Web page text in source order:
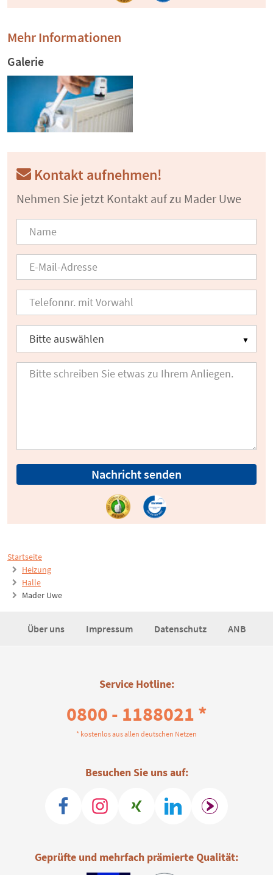
Startseite
Heizung
Halle
Mader Uwe
Mehr Informationen
Galerie
Kontakt aufnehmen!
Nehmen Sie jetzt Kontakt auf zu Mader Uwe
Nachricht senden
Über uns Impressum Datenschutz ANB
Service Hotline:
0800 - 1188021 *
* kostenlos aus allen deutschen Netzen
Besuchen Sie uns auf:
Geprüfte und mehrfach prämierte Qualität: